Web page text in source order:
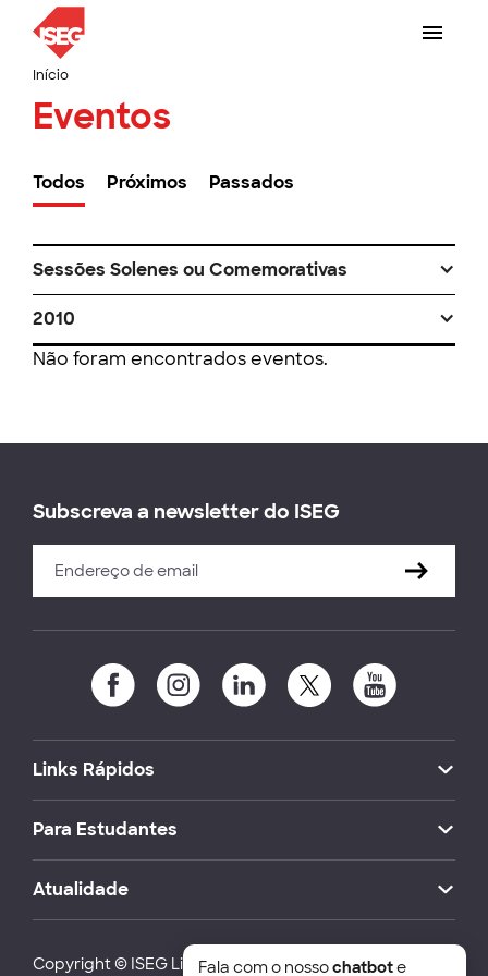
Início
Eventos
Todos Próximos Passados
Sessões Solenes ou Comemorativas
2010
Não foram encontrados eventos.
Subscreva a newsletter do ISEG
Links Rápidos
Para Estudantes
Atualidade
Copyright © ISEG Lisbon School of Economics and
Fala com o nossochatbote